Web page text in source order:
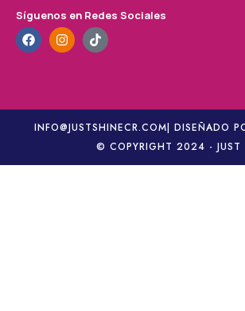
Síguenos en Redes Sociales
INFO@JUSTSHINECR.COM| DISEÑADO
© COPYRIGHT 2024 - JUST